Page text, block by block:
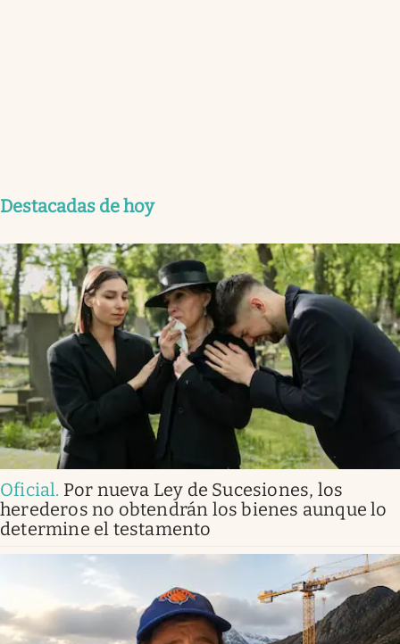
Destacadas de hoy
Oficial. Por nueva Ley de Sucesiones, los
herederos no obtendrán los bienes aunque lo
determine el testamento